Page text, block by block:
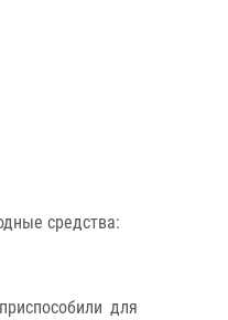
средства:
для